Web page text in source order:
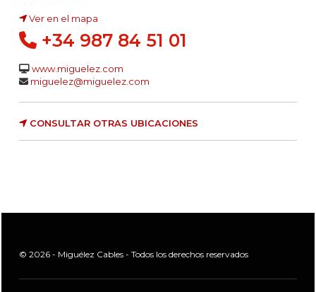
Ver en el mapa
+34 987 84 51 01
www.miguelez.com
miguelez@miguelez.com
CONSULTAR OTRAS UBICACIONES
© 2026 - Miguélez Cables - Todos los derechos reservados